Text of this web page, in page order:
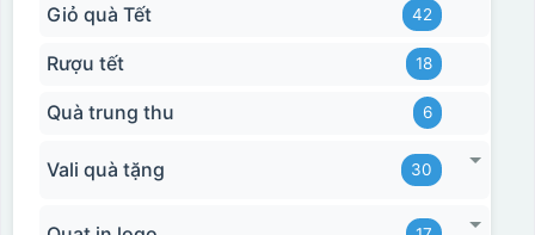
Giỏ quà Tết 42
Rượu tết 18
Quà trung thu 6
Vali quà tặng 30